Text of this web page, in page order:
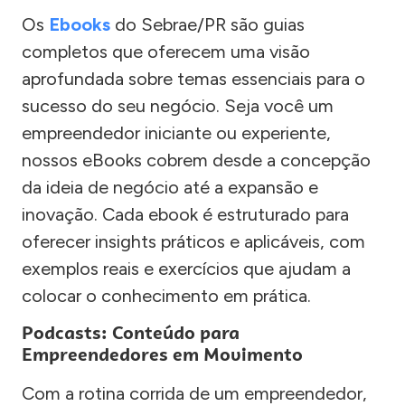
Os Ebooks do Sebrae/PR são guias
completos que oferecem uma visão
aprofundada sobre temas essenciais para o
sucesso do seu negócio. Seja você um
empreendedor iniciante ou experiente,
nossos eBooks cobrem desde a concepção
da ideia de negócio até a expansão e
inovação. Cada ebook é estruturado para
oferecer insights práticos e aplicáveis, com
exemplos reais e exercícios que ajudam a
colocar o conhecimento em prática.
Podcasts: Conteúdo para
Empreendedores em Movimento
Com a rotina corrida de um empreendedor,